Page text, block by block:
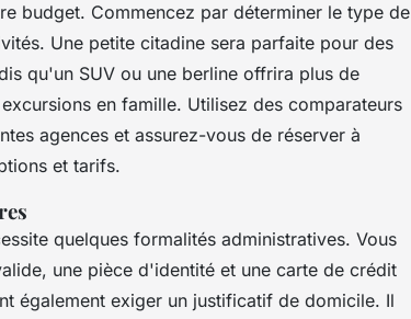
budget. Commencez par déterminer le type de
Une petite citadine sera parfaite pour des
qu'un SUV ou une berline offrira plus de
en famille. Utilisez des comparateurs
agences et assurez-vous de réserver à
et tarifs.
quelques formalités administratives. Vous
une pièce d'identité et une carte de crédit
également exiger un justificatif de domicile. Il